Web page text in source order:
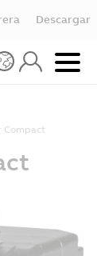
Descargar
Compact